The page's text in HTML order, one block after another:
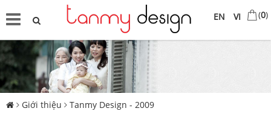
VI
EN (0)
Giới thiệu Tanmy Design - 2009